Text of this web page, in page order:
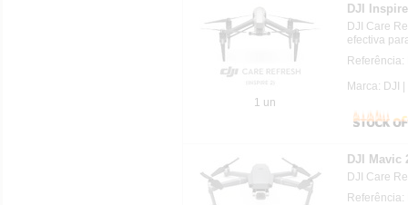
1 un
DJI
DJI Care
efectiva
Marca: DJI |
DJI Mavic
DJI Care